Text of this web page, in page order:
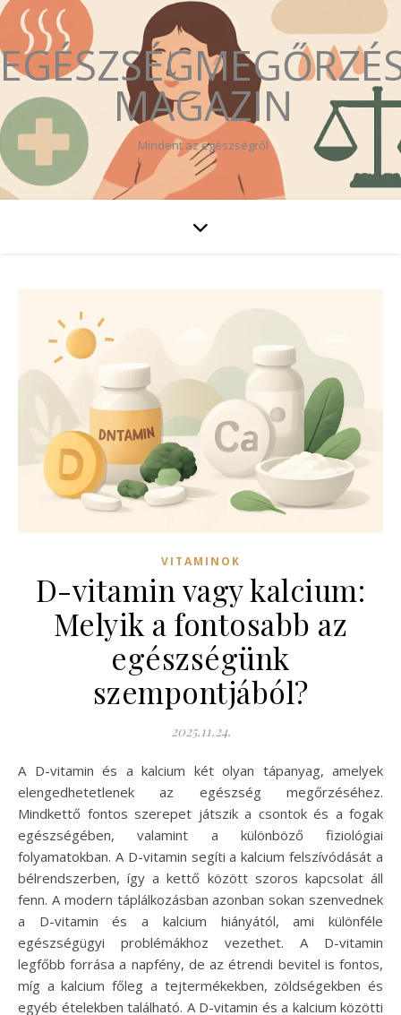
MAGAZIN
Mindent az egészségről
VITAMINOK
D-vitamin vagy kalcium:
Melyik a fontosabb az
egészségünk
szempontjából?
2025.11.24.
A D-vitamin és a kalcium két olyan tápanyag, amelyek
elengedhetetlenek az egészség megőrzéséhez.
Mindkettő fontos szerepet játszik a csontok és a fogak
egészségében, valamint a különböző fiziológiai
folyamatokban. A D-vitamin segíti a kalcium felszívódását a
bélrendszerben, így a kettő között szoros kapcsolat áll
fenn. A modern táplálkozásban azonban sokan szenvednek
a D-vitamin és a kalcium hiányától, ami különféle
egészségügyi problémákhoz vezethet. A D-vitamin
legfőbb forrása a napfény, de az étrendi bevitel is fontos,
míg a kalcium főleg a tejtermékekben, zöldségekben és
egyéb ételekben található. A D-vitamin és a kalcium közötti